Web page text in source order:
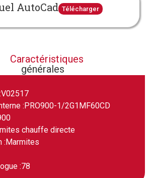
AutoCad Télécharger
Caractéristiques
générales
V02517
: PRO900-1/2G1MF60CD
chauffe directe
: Marmites
:78